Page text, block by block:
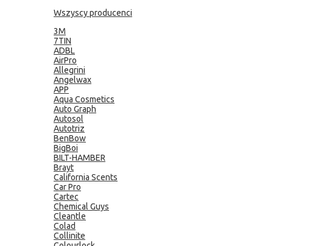
Wszyscy producenci
3M
7TIN
ADBL
AirPro
Allegrini
Angelwax
APP
Aqua Cosmetics
Auto Graph
Autosol
Autotriz
BenBow
BigBoi
BILT-HAMBER
Brayt
California Scents
Car Pro
Cartec
Chemical Guys
Cleantle
Colad
Collinite